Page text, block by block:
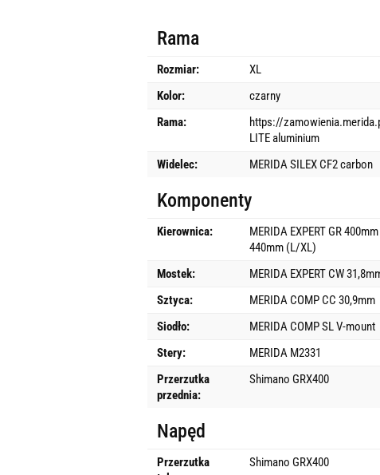
Rama
Rozmiar:
XL
Kolor:
czarny
Rama:
https://
LITE aluminium
Widelec:
MERIDA SILEX CF2 carbon
Komponenty
Kierownica:
MERIDA EXPERT GR
440mm (L/XL)
Mostek:
MERIDA EXPERT CW
Sztyca:
MERIDA COMP CC 30,9mm
Siodło:
MERIDA COMP SL V-mount
Stery:
MERIDA M2331
Przerzutka
przednia:
Shimano GRX400
Napęd
Przerzutka
Shimano GRX400